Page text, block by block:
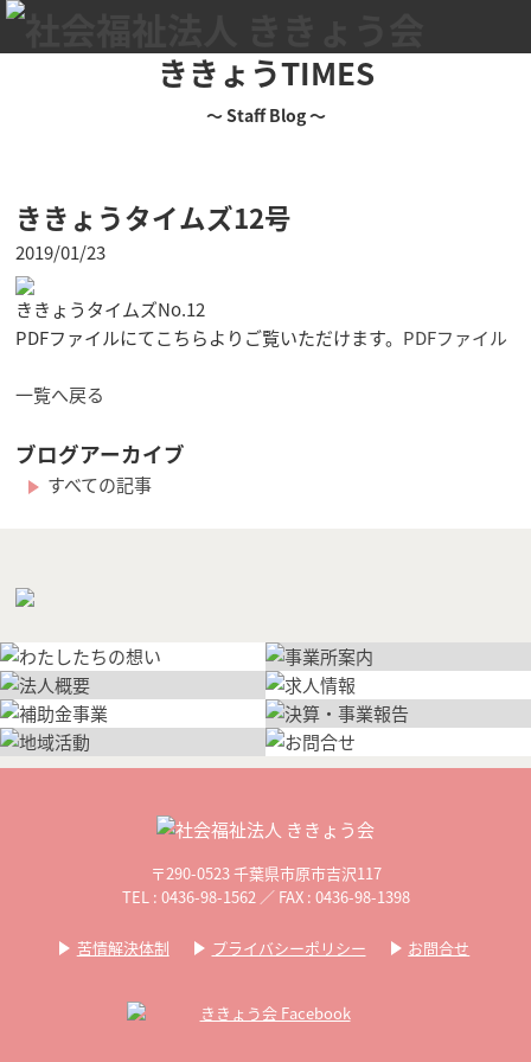
ききょうTIMES
～ Staff Blog ～
ききょうタイムズ12号
2019/01/23
ききょうタイムズNo.12
PDFファイルにてこちらよりご覧いただけます。 PDFファイル
一覧へ戻る
ブログアーカイブ
すべての記事
〒290-0523 千葉県市原市吉沢117
TEL : 0436-98-1562 ／ FAX : 0436-98-1398
苦情解決体制 プライバシーポリシー お問合せ